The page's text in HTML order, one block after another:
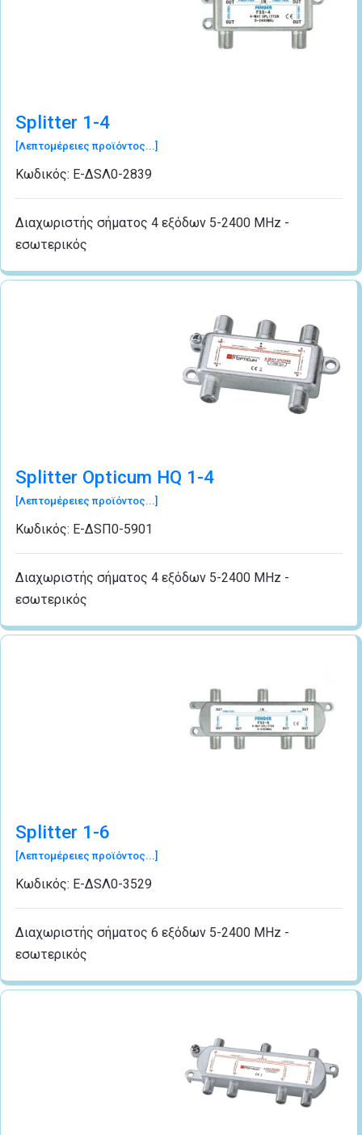
Splitter 1-4
[Λεπτομέρειες προϊόντος...]
Κωδικός: Ε-ΔSΛ0-2839
Διαχωριστής σήματος 4 εξόδων 5-2400 MHz -
εσωτερικός
Splitter Opticum HQ 1-4
[Λεπτομέρειες προϊόντος...]
Κωδικός: Ε-ΔSΠ0-5901
Διαχωριστής σήματος 4 εξόδων 5-2400 MHz -
εσωτερικός
Splitter 1-6
[Λεπτομέρειες προϊόντος...]
Κωδικός: Ε-ΔSΛ0-3529
Διαχωριστής σήματος 6 εξόδων 5-2400 MHz -
εσωτερικός